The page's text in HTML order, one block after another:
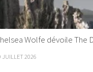
Wolfe dévoile The
JUILLET 2026